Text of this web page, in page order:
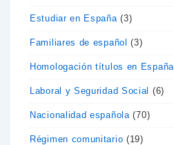
Estudiar en España (3)
Familiares de español (3)
Homologación títulos en España
Laboral y Seguridad Social (6)
Nacionalidad española (70)
Régimen comunitario (19)